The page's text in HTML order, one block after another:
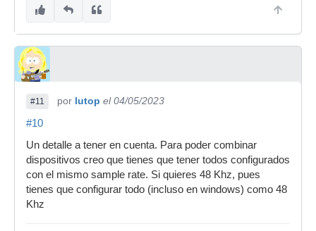
#11 por lutop el 04/05/2023
#10
Un detalle a tener en cuenta. Para poder combinar
dispositivos creo que tienes que tener todos configurados
con el mismo sample rate. Si quieres 48 Khz, pues
tienes que configurar todo (incluso en windows) como 48
Khz